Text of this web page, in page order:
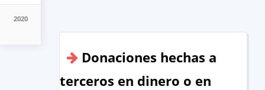
2020
Donaciones hechas a
terceros en dinero o en